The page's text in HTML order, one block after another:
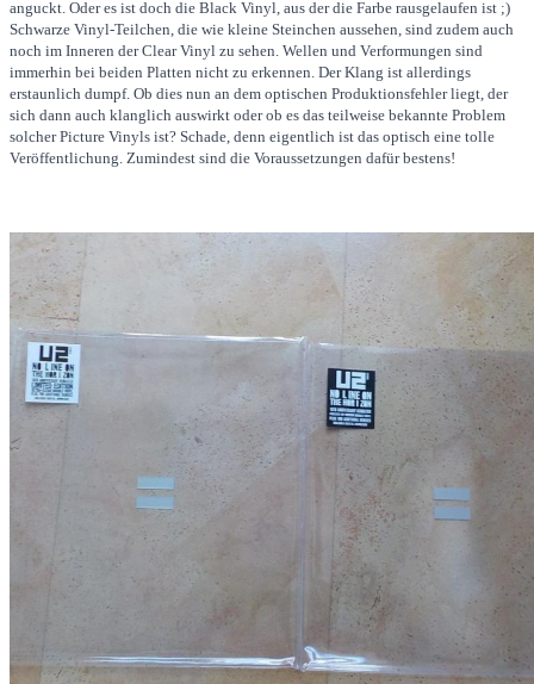
anguckt. Oder es ist doch die Black Vinyl, aus der die Farbe rausgelaufen ist ;)
Schwarze Vinyl-Teilchen, die wie kleine Steinchen aussehen, sind zudem auch
noch im Inneren der Clear Vinyl zu sehen. Wellen und Verformungen sind
immerhin bei beiden Platten nicht zu erkennen. Der Klang ist allerdings
erstaunlich dumpf. Ob dies nun an dem optischen Produktionsfehler liegt, der
sich dann auch klanglich auswirkt oder ob es das teilweise bekannte Problem
solcher Picture Vinyls ist? Schade, denn eigentlich ist das optisch eine tolle
Veröffentlichung. Zumindest sind die Voraussetzungen dafür bestens!